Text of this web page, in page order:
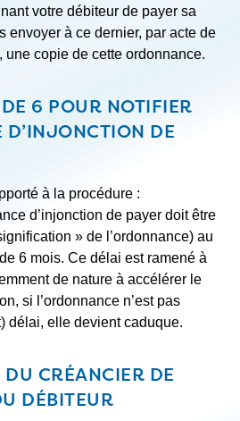
votre débiteur de payer sa
envoyer à ce dernier, par acte de
copie de cette ordonnance.
6 POUR NOTIFIER
D’INJONCTION DE
à la procédure :
d’injonction de payer doit être
» de l’ordonnance) au
6 mois. Ce délai est ramené à
de nature à accélérer le
si l’ordonnance n’est pas
délai, elle devient caduque.
CRÉANCIER DE
DÉBITEUR